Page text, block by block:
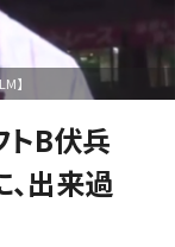
】
トB伏兵
出来過